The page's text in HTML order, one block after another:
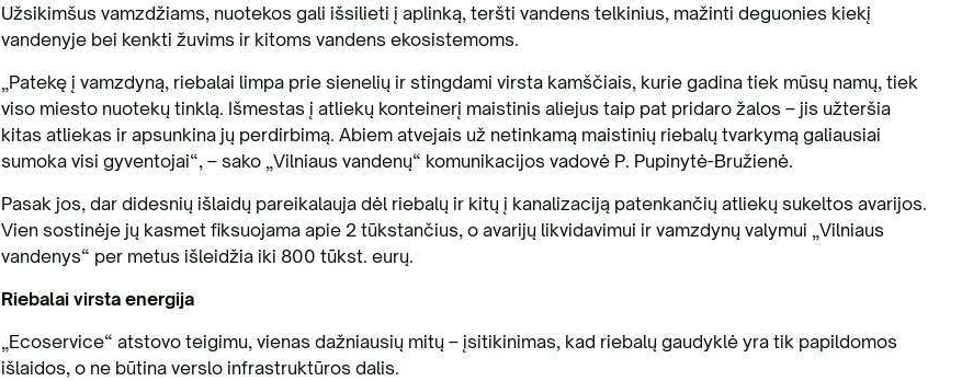
Užsikimšus vamzdžiams, nuotekos gali išsilieti į aplinką, teršti vandens telkinius, mažinti deguonies kiekį
vandenyje bei kenkti žuvims ir kitoms vandens ekosistemoms.
„Patekę į vamzdyną, riebalai limpa prie sienelių ir stingdami virsta kamščiais, kurie gadina tiek mūsų namų, tiek
viso miesto nuotekų tinklą. Išmestas į atliekų konteinerį maistinis aliejus taip pat pridaro žalos – jis užteršia
kitas atliekas ir apsunkina jų perdirbimą. Abiem atvejais už netinkamą maistinių riebalų tvarkymą galiausiai
sumoka visi gyventojai“, – sako „Vilniaus vandenų“ komunikacijos vadovė P. Pupinytė-Bružienė.
Pasak jos, dar didesnių išlaidų pareikalauja dėl riebalų ir kitų į kanalizaciją patenkančių atliekų sukeltos avarijos.
Vien sostinėje jų kasmet fiksuojama apie 2 tūkstančius, o avarijų likvidavimui ir vamzdynų valymui „Vilniaus
vandenys“ per metus išleidžia iki 800 tūkst. eurų.
Riebalai virsta energija
„Ecoservice“ atstovo teigimu, vienas dažniausių mitų – įsitikinimas, kad riebalų gaudyklė yra tik papildomos
išlaidos, o ne būtina verslo infrastruktūros dalis.